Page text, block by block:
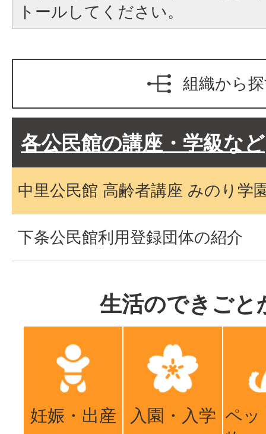
トールしてください。
組織から
各公民館の講座・学級など
中里公民館 高齢者講座 みのり学
下条公民館利用登録団体の紹介
生活のできごと
妊娠・出産 入園・入学 ペッ